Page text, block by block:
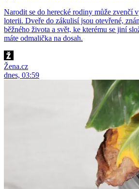
Narodit se do herecké rodiny může zvenčí
loterii. Dveře do zákulisí jsou otevřené,
běžného života a svět, ke kterému se jiní
máte odmalička na dosah.
Žena.cz
dnes, 03:59